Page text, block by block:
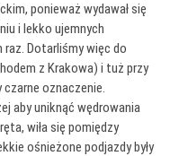
ponieważ wydawał się
i lekko ujemnych
raz. Dotarliśmy więc do
z Krakowa) i tuż przy
oznaczenie.
aby uniknąć wędrowania
wiła się pomiędzy
ośnieżone podjazdy były